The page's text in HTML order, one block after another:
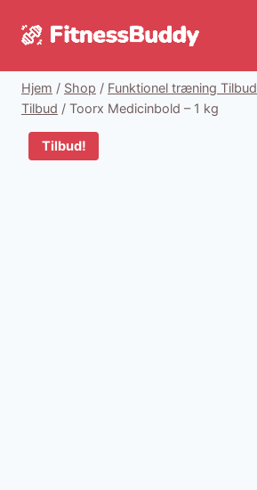
Hjem / Shop / Funktionel træning Tilbud
Tilbud / Toorx Medicinbold – 1 kg
Tilbud!